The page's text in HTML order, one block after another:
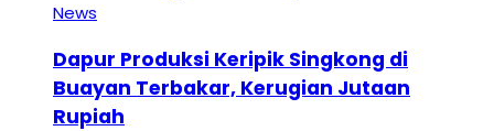
News
Dapur Produksi Keripik Singkong di
Buayan Terbakar, Kerugian Jutaan
Rupiah